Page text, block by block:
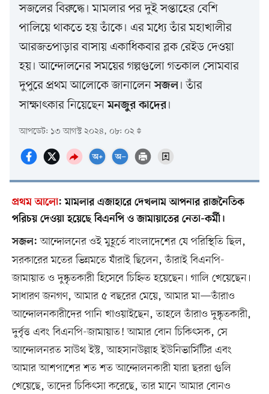
সজলের বিরুদ্ধে। মামলার পর দুই সপ্তাহের বেশি
পালিয়ে থাকতে হয় তাঁকে। এর মধ্যে তাঁর মহাখালীর
আরজতপাড়ার বাসায় একাধিকবার ব্লক রেইড দেওয়া
হয়। আন্দোলনের সময়ের গল্পগুলো গতকাল সোমবার
দুপুরে প্রথম আলোকে জানালেনসজল। তাঁর
সাক্ষাৎকার নিয়েছেনমনজুর কাদের।
আপডেট: ১৩ আগস্ট ২০২৪, ০৮: ০২
প্রথম আলো:মামলার এজাহারে দেখলাম আপনার রাজনৈতিক
পরিচয় দেওয়া হয়েছে বিএনপি ও জামায়াতের নেতা-কর্মী।
সজল: আন্দোলনের ওই মুহূর্তে বাংলাদেশের যে পরিস্থিতি ছিল,
সরকারের মতের ভিন্নমতে যাঁরাই ছিলেন, তাঁরাই বিএনপি-
জামায়াত ও দুষ্কৃতকারী হিসেবে চিহ্নিত হয়েছেন। গালি খেয়েছেন।
সাধারণ জনগণ, আমার ৫ বছরের মেয়ে, আমার মা—তাঁরাও
আন্দোলনকারীদের পানি খাওয়াইছেন, তাহলে তাঁরাও দুষ্কৃতকারী,
দুর্বৃত্ত এবং বিএনপি-জামায়াত! আমার বোন চিকিৎসক, সে
আন্দোলনরত সাউথ ইস্ট, আহসানউল্লাহ ইউনিভার্সিটির এবং
আমার আশপাশের শত শত আন্দোলনকারী যারা ছররা গুলি
খেয়েছে, তাদের চিকিৎসা করেছে, তার মানে আমার বোনও